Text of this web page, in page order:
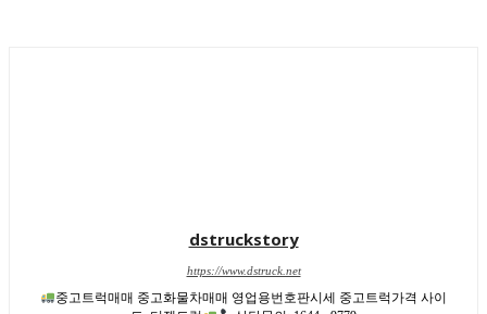
dstruckstory
https://www.dstruck.net
중고트럭매매 중고화물차매매 영업용번호판시세 중고트럭가격 사이